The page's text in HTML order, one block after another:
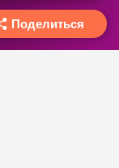
Поделиться